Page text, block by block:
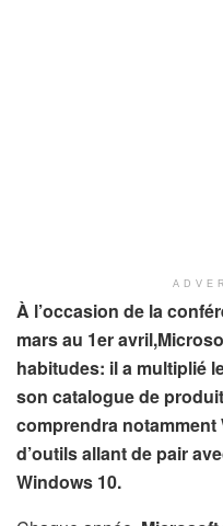
À l’occasion de la
mars au 1er
habitudes: il a multiplié
son catalogue de
comprendra
d’outils allant de pair
Windows 10.